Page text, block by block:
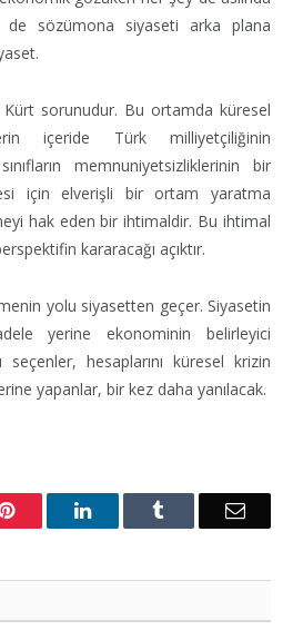
de sözümona siyaseti arka plana
Kürt sorunudur. Bu ortamda küresel
içeride Türk milliyetçiliğinin
memnuniyetsizliklerinin bir
için elverişli bir ortam yaratma
hak eden bir ihtimaldir. Bu ihtimal
kararacağı açıktır.
yolu siyasetten geçer. Siyasetin
yerine ekonominin belirleyici
hesaplarını küresel krizin
yapanlar, bir kez daha yanılacak.
Pinterest LinkedIn Email